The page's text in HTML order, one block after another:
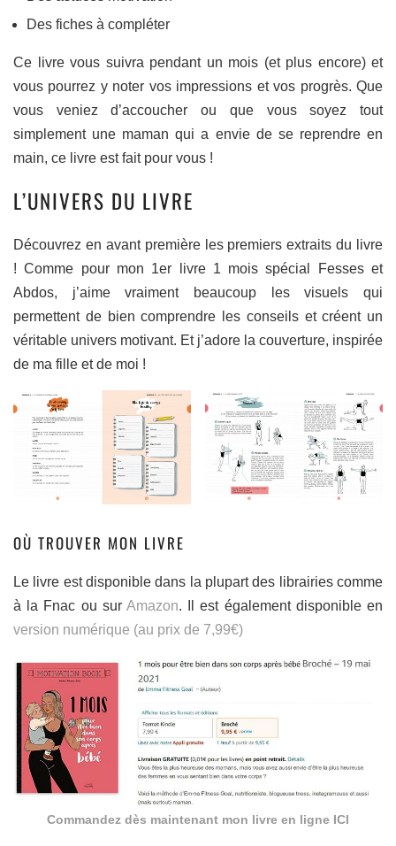
Des fiches à compléter
Ce livre vous suivra pendant un mois (et plus encore) et
vous pourrez y noter vos impressions et vos progrès. Que
vous veniez d’accoucher ou que vous soyez tout
simplement une maman qui a envie de se reprendre en
main, ce livre est fait pour vous !
L’UNIVERS DU LIVRE
Découvrez en avant première les premiers extraits du livre
! Comme pour mon 1er livre 1 mois spécial Fesses et
Abdos, j’aime vraiment beaucoup les visuels qui
permettent de bien comprendre les conseils et créent un
véritable univers motivant. Et j’adore la couverture, inspirée
de ma fille et de moi !
OÙ TROUVER MON LIVRE
Le livre est disponible dans la plupart des librairies comme
à la Fnac ou sur Amazon. Il est également disponible en
version numérique (au prix de 7,99€)
Commandez dès maintenant mon livre en ligne ICI